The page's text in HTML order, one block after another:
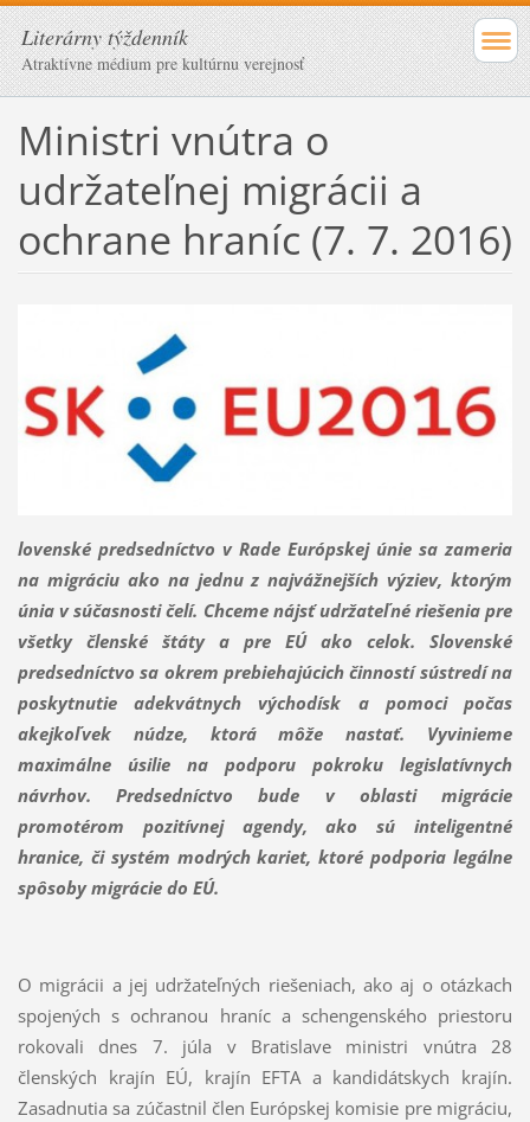
Literárny týždenník
Atraktívne médium pre kultúrnu verejnosť
Ministri vnútra o
udržateľnej migrácii a
ochrane hraníc (7. 7. 2016)
lovenské predsedníctvo v Rade Európskej únie sa zameria
na migráciu ako na jednu z najvážnejších výziev, ktorým
únia v súčasnosti čelí. Chceme nájsť udržateľné riešenia pre
všetky členské štáty a pre EÚ ako celok. Slovenské
predsedníctvo sa okrem prebiehajúcich činností sústredí na
poskytnutie adekvátnych východísk a pomoci počas
akejkoľvek núdze, ktorá môže nastať. Vyvinieme
maximálne úsilie na podporu pokroku legislatívnych
návrhov. Predsedníctvo bude v oblasti migrácie
promotérom pozitívnej agendy, ako sú inteligentné
hranice, či systém modrých kariet, ktoré podporia legálne
spôsoby migrácie do EÚ.
O migrácii a jej udržateľných riešeniach, ako aj o otázkach
spojených s ochranou hraníc a schengenského priestoru
rokovali dnes 7. júla v Bratislave ministri vnútra 28
členských krajín EÚ, krajín EFTA a kandidátskych krajín.
Zasadnutia sa zúčastnil člen Európskej komisie pre migráciu,